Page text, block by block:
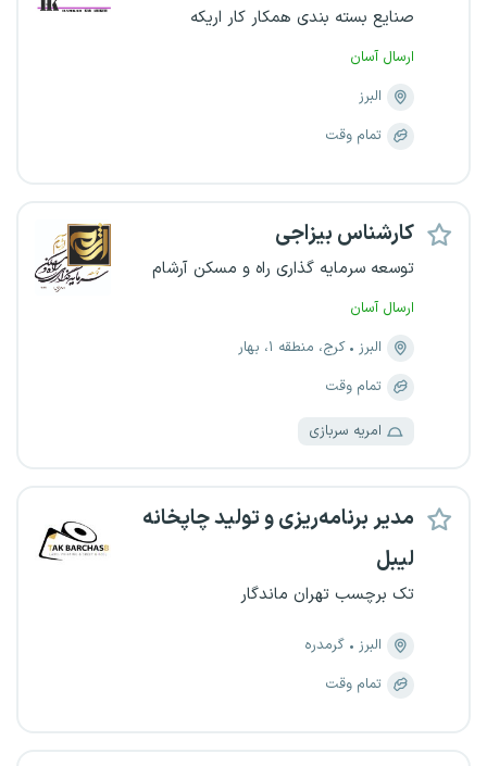
صنایع بسته بندی همکار کار اریکه
ارسال آسان
البرز
تمام وقت
کارشناس بیزاجی
توسعه سرمایه گذاری راه و مسکن آرشام
ارسال آسان
البرز
کرج، منطقه ۱، بهار
تمام وقت
امریه سربازی
مدیر برنامه‌ریزی و تولید چاپخانه
لیبل
تک برچسب تهران ماندگار
البرز
گرمدره
تمام وقت